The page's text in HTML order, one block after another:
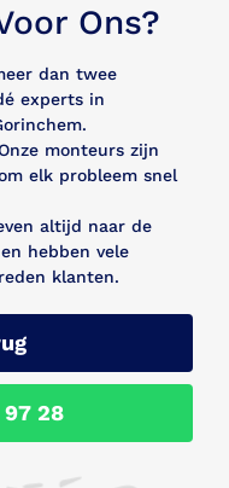
Ons?
dan twee
experts in
monteurs zijn
elk probleem snel
altijd naar de
hebben vele
klanten.
28